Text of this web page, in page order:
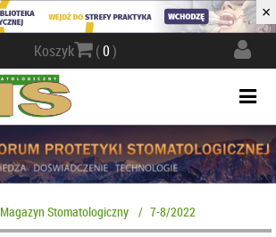
×
Koszyk (0)
Magazyn Stomatologiczny / 7-8/2022